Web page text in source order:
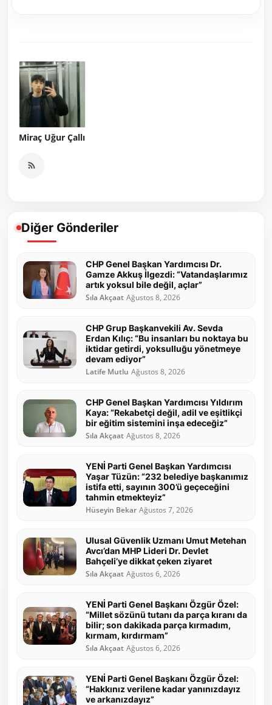
Miraç Uğur Çallı
Diğer Gönderiler
CHP Genel Başkan Yardımcısı Dr.
Gamze Akkuş İlgezdi: “Vatandaşlarımız
artık yoksul bile değil, açlar”
Sıla Akçaat Ağustos 8, 2026
CHP Grup Başkanvekili Av. Sevda
Erdan Kılıç: “Bu insanları bu noktaya bu
iktidar getirdi, yoksulluğu yönetmeye
devam ediyor”
Latife Mutlu Ağustos 8, 2026
CHP Genel Başkan Yardımcısı Yıldırım
Kaya: “Rekabetçi değil, adil ve eşitlikçi
bir eğitim sistemini inşa edeceğiz”
Sıla Akçaat Ağustos 8, 2026
YENİ Parti Genel Başkan Yardımcısı
Yaşar Tüzün: “232 belediye başkanımız
istifa etti, sayının 300’ü geçeceğini
tahmin etmekteyiz”
Hüseyin Bekar Ağustos 7, 2026
Ulusal Güvenlik Uzmanı Umut Metehan
Avcı’dan MHP Lideri Dr. Devlet
Bahçeli’ye dikkat çeken ziyaret
Sıla Akçaat Ağustos 6, 2026
YENİ Parti Genel Başkanı Özgür Özel:
“Millet sözünü tutanı da parça kıranı da
bilir; son dakikada parça kırmadım,
kırmam, kırdırmam”
Sıla Akçaat Ağustos 6, 2026
YENİ Parti Genel Başkanı Özgür Özel:
“Hakkınız verilene kadar yanınızdayız
ve arkanızdayız”